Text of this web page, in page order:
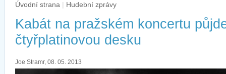
Úvodní strana | Hudební zprávy
Kabát na pražském koncertu
čtyřplatinovou desku
Joe Stramr, 08. 05. 2013